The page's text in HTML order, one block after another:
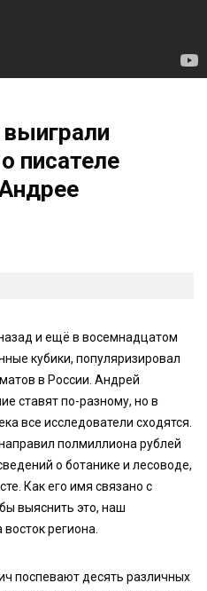
писателе
и ещё в восемнадцатом
кубики, популяризировал
в России. Андрей
ставят по-разному, но в
все исследователи сходятся.
полмиллиона рублей
о ботанике и лесоводе,
Как его имя связано с
выяснить это, наш
региона.
поспевают десять различных